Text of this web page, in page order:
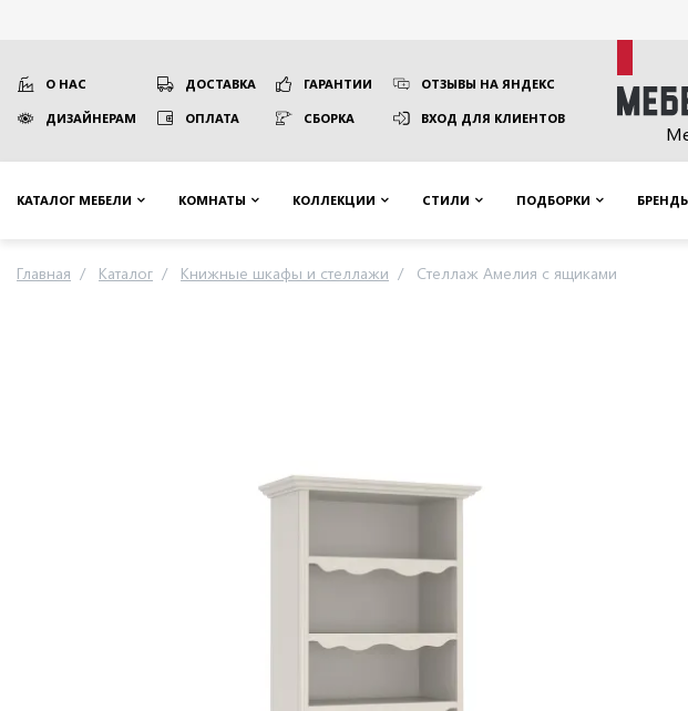
О НАС ДОСТАВКА ГАРАНТИИ ОТЗЫВЫ НА ЯНДЕКС
ДИЗАЙНЕРАМ ОПЛАТА СБОРКА ВХОД ДЛЯ КЛИЕНТОВ
КАТАЛОГ МЕБЕЛИ КОМНАТЫ КОЛЛЕКЦИИ СТИЛИ ПОДБОРКИ
Главная Каталог Книжные шкафы и стеллажи Стеллаж Амелия с ящиками